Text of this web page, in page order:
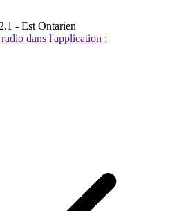
- Est Ontarien
dans l'application :